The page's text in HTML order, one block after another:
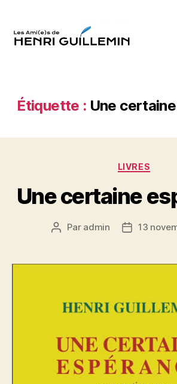
Guillemin
Étiquette : Une
LIVRES
Une certaine
Auteur
Par admin
Date
13